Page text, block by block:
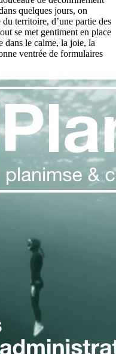
quelques jours, on
territoire, d’une partie des
se met gentiment en place
dans le calme, la joie, la
ventrée de formulaires